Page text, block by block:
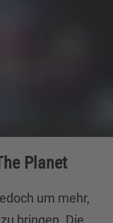
Planet
um mehr,
bringen. Die